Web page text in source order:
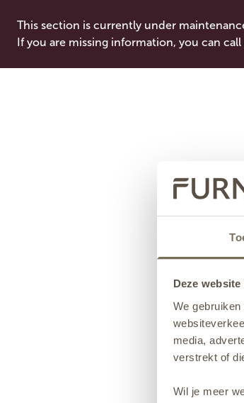
Deze
We
media,
verstrekt of
Wil je meer
This section is currently under
If you are missing information, you can